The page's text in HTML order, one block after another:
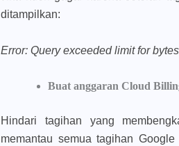
ditampilkan:
Error: Query exceeded limit for
Buat anggaran Cloud
Hindari tagihan yang
memantau semua tagihan